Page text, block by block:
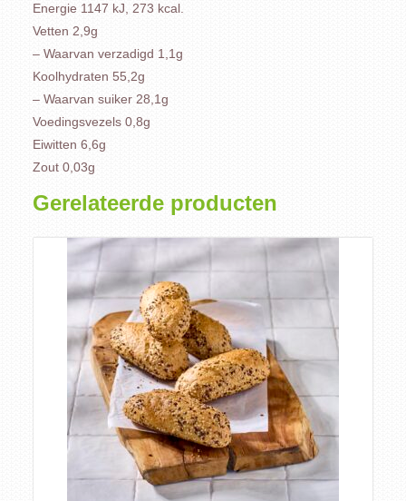
Energie 1147 kJ, 273 kcal.
Vetten 2,9g
– Waarvan verzadigd 1,1g
Koolhydraten 55,2g
– Waarvan suiker 28,1g
Voedingsvezels 0,8g
Eiwitten 6,6g
Zout 0,03g
Gerelateerde producten